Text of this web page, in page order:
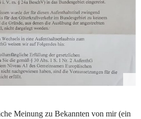
Meinung zu Bekannten von mir (ein